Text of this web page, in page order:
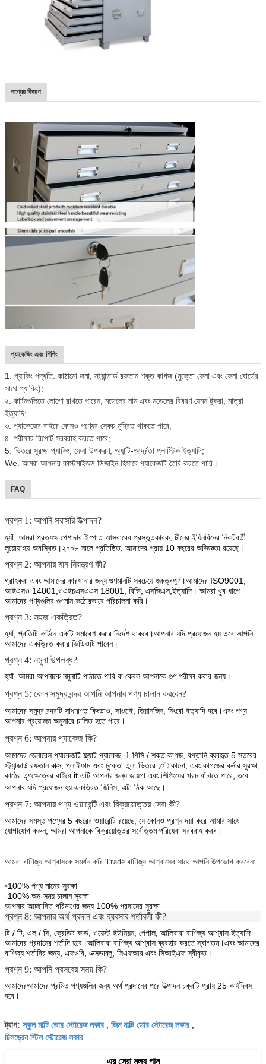
পণ্যের বিবরণ
প্যাকেজিং এবং শিপিং
1. প্যাকিং পদ্ধতি: কাঠামো জমা, স্ট্যান্ডার্ড রফতান শক্ত কাগজ (মুক্তো ফেনা এবং ফেনা বোর্ডের
সাথে প্যাকিং);
২. কার্টনগুলিতে লোগো রাখতে পারেন, মডেলের নাম এবং মডেলের বিবরণ যেমন টুকরা, মাত্রা
ইত্যাদি;
৩. প্যাকেজের বাইরে কোনও পণ্যের স্কেচ মুদ্রিত থাকতে পারে;
৪. পরীক্ষার রিপোর্ট সরবরাহ করতে পারে;
5. ভিতরে সুরক্ষা প্যাকিং, ফেনা উপকরণ, অ্যান্টি-আর্দ্রতা প্লাস্টিক ইত্যাদি;
We. আমরা আপনার কাস্টমাইজড ডিজাইন হিসাবে প্যাকেজটি তৈরি করতে পারি।
FAQ
প্রশ্ন 1: আপনি সরাসরি উত্পাদন?
হ্যাঁ, আমরা প্রত্যক্ষ পেশাদার ইস্পাত আসবাবের প্রস্তুতকারক, চীনের ইয়িনবিনের নিকটবর্তী
লুয়োয়াংয়ে অবস্থিত।২০০৮ সালে প্রতিষ্ঠিত, আমাদের প্রায় 10 বছরের অভিজ্ঞতা রয়েছে।
প্রশ্ন 2: আপনার মান নিয়ন্ত্রণ কী?
গ্রাহকরা এবং আমাদের কারখানার জন্য গুণমানটি সবচেয়ে গুরুত্বপূর্ণ।আমাদের ISO9001,
আইএসও 14001, ওএইচএসএএস 18001, বিভি, এসজিএস,ইত্যাদি। আমরা খুব ধাপে
আমাদের পণ্যগুলির গুণমান কঠোরভাবে পরিচালনা করি।
প্রশ্ন 3: সহজ একত্রিত?
হ্যাঁ, প্রতিটি কার্টনে একটি সমাবেশ করার নির্দেশ থাকবে।আপনার যদি প্রয়োজন হয় তবে আপনি
আমাদের একত্রিত করার ভিডিওটি পাবেন।
প্রশ্ন 4: নমুনা উপলব্ধ?
হ্যাঁ, আমরা আপনাকে নমুনাটি পাঠাতে পারি বা কেবল আপনাকে গুণ পরীক্ষা করার জন্য।
প্রশ্ন 5: কোন সমুদ্র বন্দর আপনি আপনার পণ্য চালান করবেন?
আমাদের সমুদ্র বন্দরটি সাধারণত কিংডাও, সাংহাই, তিয়ানজিন, নিংবো ইত্যাদি হবে।এবং পণ্য
আপনার প্রয়োজন অনুসারে চালিত হতে পারে।
প্রশ্ন 6: আপনার প্যাকেজ কি?
আমাদের জেনারেল প্যাকেজটি ফ্ল্যাট প্যাকেজ, 1 পিসি / শক্ত কাগজ, রপ্তানি ব্যবহৃত 5 স্তরের
স্ট্যান্ডার্ড রফতান বাক্স, প্লাইফাম এবং মুক্তো তুলা ভিতরে ,োকানো, এবং কাগজের কর্নার সুরক্ষা,
কাঠের তৃণক্ষেত্রের বাইরে it এটি আপনার জন্য জায়গা এবং শিপিংয়ের খরচ বাঁচাতে পারে, তবে
আপনার যদি প্রয়োজন হয় একত্রিত জিনিস, এটা ঠিক আছে।
প্রশ্ন 7: আপনার পণ্য ওয়ারেন্টি এবং বিক্রয়োত্তর সেবা কী?
আমাদের সমস্ত পণ্যের 5 বছরের ওয়ারেন্টি রয়েছে, যে কোনও প্রশ্ন দয়া করে আমার সাথে
যোগাযোগ করুন, আমরা আপনাকে বিক্রয়োত্তর সর্বোত্তম পরিষেবা সরবরাহ করব ।
আমরা বাণিজ্য আশ্বাসকে সমর্থন করি Trade বাণিজ্য আশ্বাসের সাথে আপনি উপভোগ করবেন:
•100% পণ্য মানের সুরক্ষা
-100% অন-সময় চালান সুরক্ষা
আপনার আচ্ছাদিত পরিমাণের জন্য 100% প্রদানের সুরক্ষা
প্রশ্ন 8: আপনার অর্থ প্রদান এবং ব্যবসার শর্তাবলী কী?
টি / টি, এল / সি, ক্রেডিট কার্ড, ওয়েস্ট ইউনিয়ন, পেপাল, আলিবাবা বাণিজ্য আশ্বাস ইত্যাদি
আমাদের প্রদানের শর্তাদি হবে।আলিবাবা বাণিজ্য আশ্বাস ব্যবহার করতে স্বাগতম।এবং আমাদের
বাণিজ্য শর্তাদির জন্য, এফওবি, এক্সডাব্লু, সিএফআর এবং সিআইএফ স্বীকৃত।
প্রশ্ন 9: আপনি প্রসবের সময় কি?
আমাদেরআমাদের প্রমিত পণ্যগুলির জন্য অর্থ প্রদানের পরে উত্পাদন চক্রটি প্রায় 25 কার্যদিবস
হবে।
ট্যাগ:স্কুল মাল্টি ডোর স্টোরেজ লকার , জিম মাল্টি ডোর স্টোরেজ লকার ,
চিলড্রেন স্টিল স্টোরেজ লকার
এর সেরা মূল্য পান